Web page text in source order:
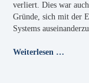
verliert. Dies war
Gründe, sich mit der
Systems
Weiterlesen …